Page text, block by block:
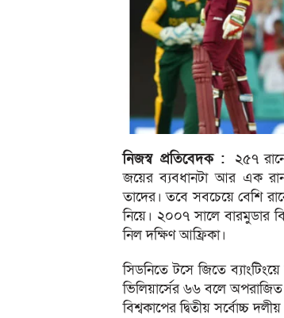
নিজস্ব প্রতিবেদক :২৫৭
জয়ের ব্যবধানটা আর এক
তাদের। তবে সবচেয়ে বেশি
নিয়ে। ২০০৭ সালে বারমুডার
নিল দক্ষিণ আফ্রিকা।
সিডনিতে টসে জিতে
ভিলিয়ার্সের ৬৬ বলে
বিশ্বকাপের দ্বিতীয় সর্বোচ্চ